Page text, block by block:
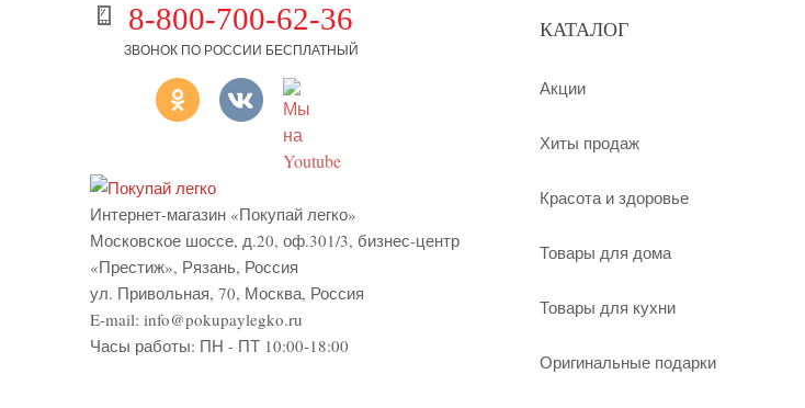
8-800-700-62-36
ЗВОНОК ПО РОССИИ БЕСПЛАТНЫЙ
Интернет-магазин «Покупай легко»
Московское шоссе, д.20, оф.301/3, бизнес-центр
«Престиж», Рязань, Россия
ул. Привольная, 70, Москва, Россия
E-mail: info@pokupaylegko.ru
Часы работы: ПН - ПТ 10:00-18:00
КАТАЛОГ
Акции
Хиты продаж
Красота и здоровье
Товары для дома
Товары для кухни
Оригинальные подарки